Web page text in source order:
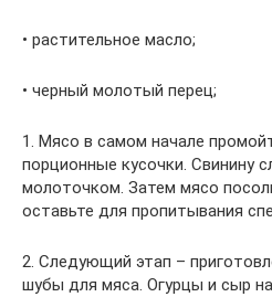
• растительное масло;
• черный молотый перец;
1. Мясо в самом начале
порционные кусочки. Свинину
молоточком. Затем мясо
оставьте для пропитывания
2. Следующий этап –
шубы для мяса. Огурцы и сыр